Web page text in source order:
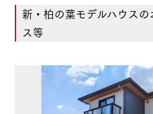
新・柏の葉モデルハウス
ス等